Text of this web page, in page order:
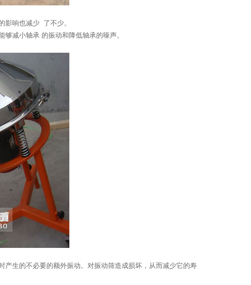
影响也减少 了不少。
减小轴承 的振动和降低轴承的噪声。
生的不必要的额外振动。对振动筛造成损坏，从而减少它的寿